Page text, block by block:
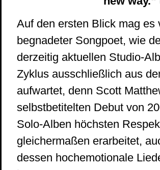
Auf den ersten Blick mag es
begnadeter Songpoet, wie
derzeitig aktuellen Studio-
Zyklus ausschließlich aus
aufwartet, denn Scott
selbstbetitelten Debut von
Solo-Alben höchsten
gleichermaßen erarbeitet,
dessen hochemotionale